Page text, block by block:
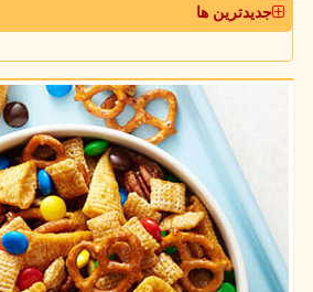
جدیدترین ها